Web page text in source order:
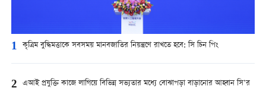
1 কৃত্রিম বুদ্ধিমত্তাকে সবসময় মানবজাতির নিয়ন্ত্রণে রাখতে হবে: সি চিন পিং
2 এআই প্রযুক্তি কাজে লাগিয়ে বিভিন্ন সভ্যতার মধ্যে বোঝাপড়া বাড়ানোর আহ্বান সি’র